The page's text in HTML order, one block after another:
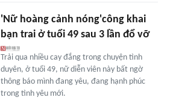
'Nữ hoàng cảnh nóng'công khai
bạn trai ở tuổi 49 sau 3 lần đổ vỡ
Trải qua nhiều cay đắng trong chuyện tình
duyên, ở tuổi 49, nữ diễn viên này bất ngờ
thông báo mình đang yêu, đang hạnh phúc
trong tình yêu mới.